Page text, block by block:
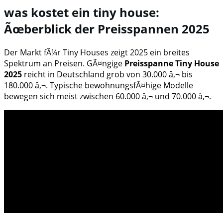
was kostet ein tiny house:
Ãœberblick der Preisspannen 2025
Der Markt fÃ¼r Tiny Houses zeigt 2025 ein breites
Spektrum an Preisen. GÃ¤ngige Preisspanne Tiny House
2025 reicht in Deutschland grob von 30.000 â‚¬ bis
180.000 â‚¬. Typische bewohnungsfÃ¤hige Modelle
bewegen sich meist zwischen 60.000 â‚¬ und 70.000 â‚¬.